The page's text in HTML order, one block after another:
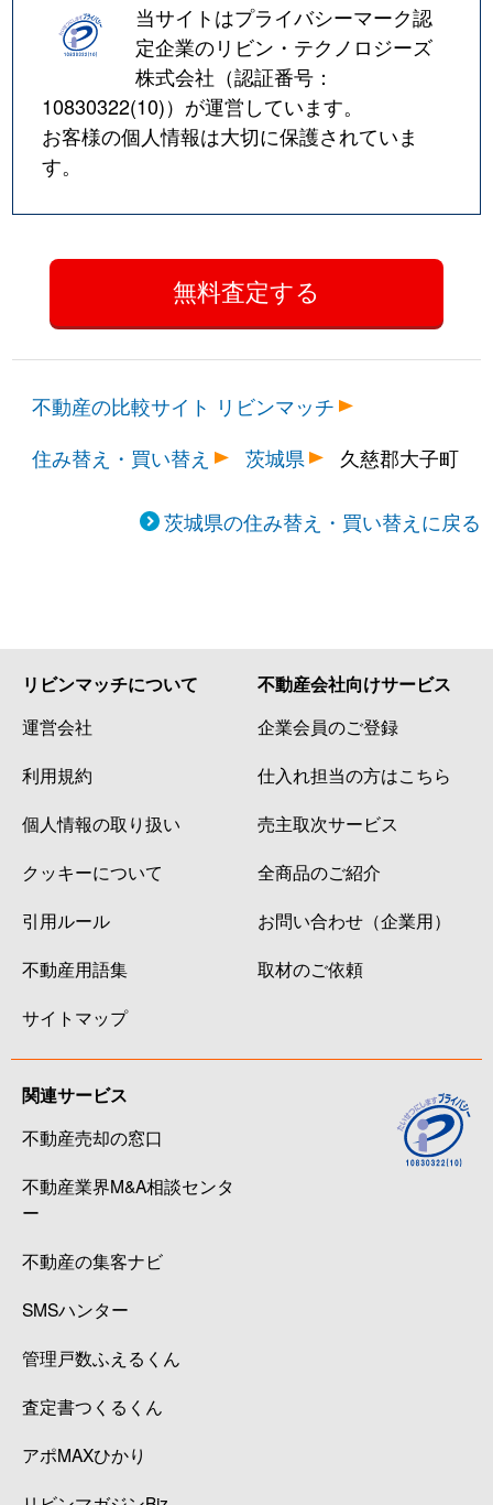
当サイトはプライバシーマーク認
定企業のリビン・テクノロジーズ
株式会社（認証番号：
10830322(10)）が運営しています。
お客様の個人情報は大切に保護されていま
す。
不動産の比較サイト リビンマッチ
住み替え・買い替え
茨城県 久慈郡大子町
茨城県の住み替え・買い替えに戻る
リビンマッチについて
運営会社
利用規約
個人情報の取り扱い
クッキーについて
引用ルール
不動産用語集
サイトマップ
不動産会社向けサービス
企業会員のご登録
仕入れ担当の方はこちら
売主取次サービス
全商品のご紹介
お問い合わせ（企業用）
取材のご依頼
関連サービス
不動産売却の窓口
不動産業界M&A相談センタ
ー
不動産の集客ナビ
SMSハンター
管理戸数ふえるくん
査定書つくるくん
アポMAXひかり